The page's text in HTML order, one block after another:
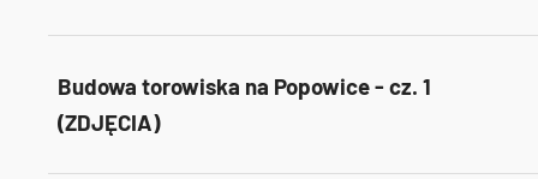
Budowa torowiska na Popowice - cz. 1
(ZDJĘCIA)